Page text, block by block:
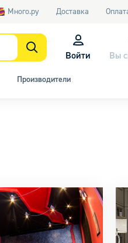
Много.ру Доставка
Войти Вы
Производители
Недорогие